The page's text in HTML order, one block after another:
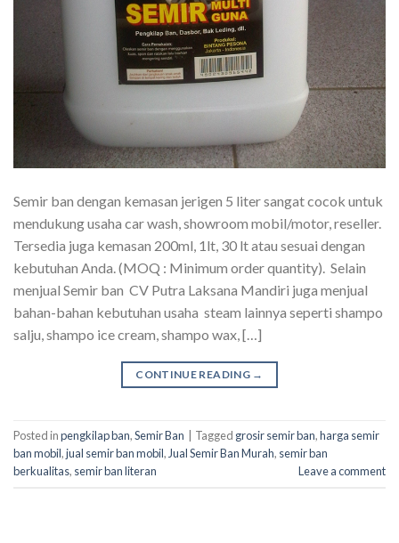
Semir ban dengan kemasan jerigen 5 liter sangat cocok untuk
mendukung usaha car wash, showroom mobil/motor, reseller.
Tersedia juga kemasan 200ml, 1lt, 30 lt atau sesuai dengan
kebutuhan Anda. (MOQ : Minimum order quantity). Selain
menjual Semir ban CV Putra Laksana Mandiri juga menjual
bahan-bahan kebutuhan usaha steam lainnya seperti shampo
salju, shampo ice cream, shampo wax, […]
CONTINUE READING →
Posted inpengkilap ban,Semir Ban Tagged grosir semir ban,harga semir
ban mobil,jual semir ban mobil,Jual Semir Ban Murah, semir ban
berkualitas, semir ban literan Leave a comment